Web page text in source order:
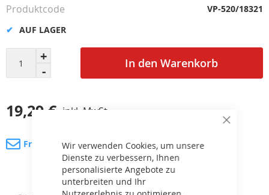
Close
Wir verwenden Cookies, um unsere
Dienste zu verbessern, Ihnen
personalisierte Angebote zu
unterbreiten und Ihr
In den Warenkorb
19,29 € inkl. MwSt.
AUF LAGER
Produktcode VP-520/18321
Fragen Sie nach dem Produkt